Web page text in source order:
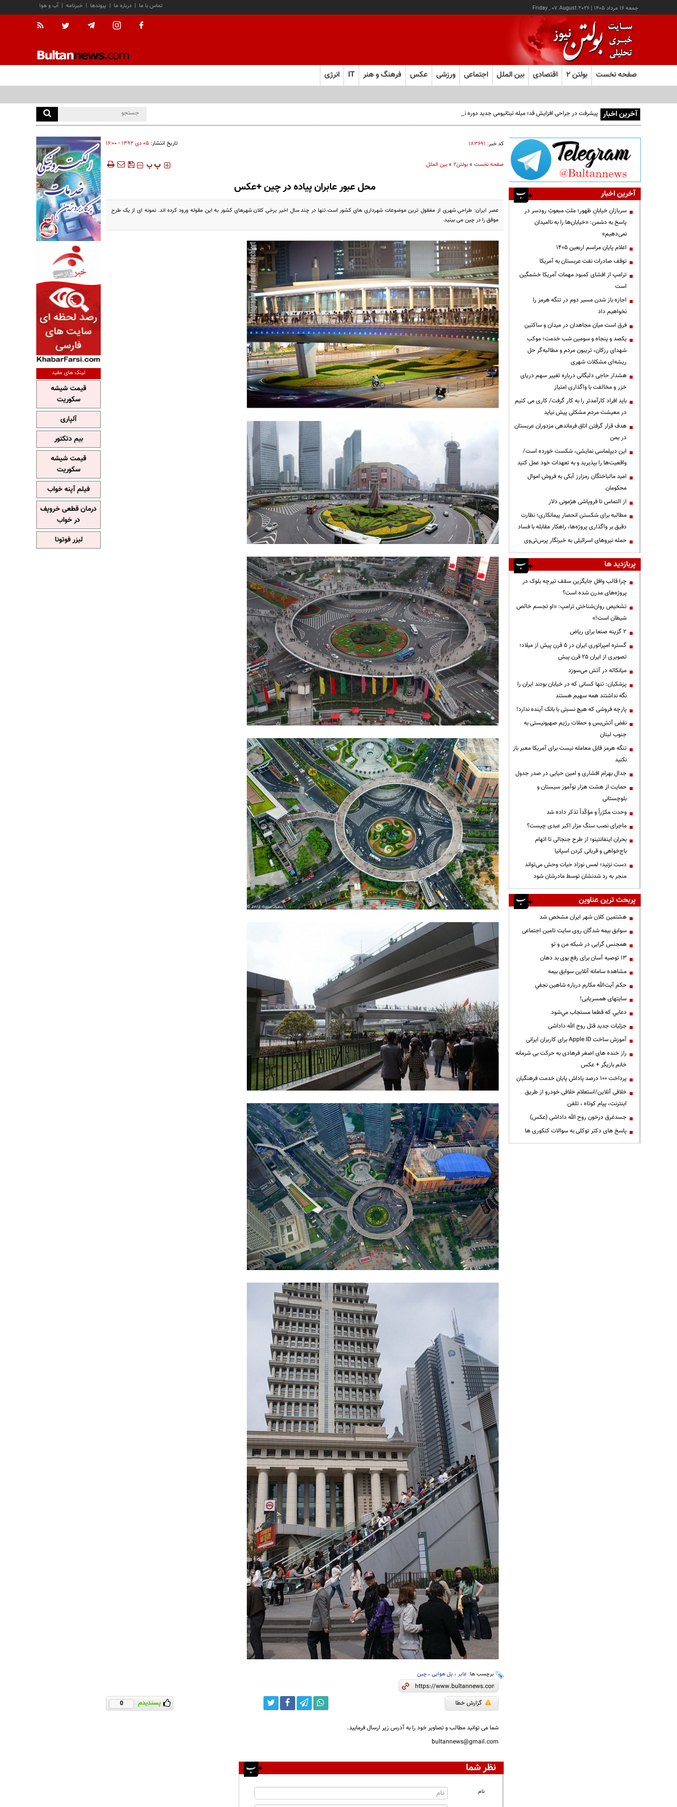
جمعه ۱۶ مرداد ۱۴۰۵ |
Friday , 07 August 2026 آب و هوا | خبرنامه | پیوندها | درباره ما | تماس با ما
صفحه نخست بولتن ۲ اقتصادی بین الملل اجتماعی ورزشی عکس فرهنگ و هنر IT انرژی
آخرین اخبار پیشرفت در جراحی افزایش قد؛ میله تیتانیومی جدید دوره نقاهت را از چند ماه به چند هفته کاهش می‌دهد
کد خبر: ۱۸۳۶۹۱ تاریخ انتشار: ۰۵ دی ۱۳۹۲ - ۱۶:۰۰
صفحه نخست»بولتن2 »بین الملل ‍‍‍ پ پ
محل عبور عابران پیاده در چین +عکس
عصر ایران: طراحی شهری از مغفول ترین موضوعات شهرداری های کشور است.تنها در چند سال اخیر برخی کلان شهرهای کشور به این مقوله ورود کرده اند. نمونه ای از یک طرح
موفق را در چین می بینید.
برچسب ها: عایر، پل هوایی، چین
گزارش خطا پسندیدم 0
شما می توانید مطالب و تصاویر خود را به آدرس زیر ارسال فرمایید.
bultannews@gmail.com
نظر شما
نام
آخرین اخبار
سربازانِ خیابانِ ظهور؛ ملتِ مبعوثِ رودسر در
پاسخ به دشمن: «خیابان‌ها را به ناامیدان
نمی‌دهیم»
اعلام پایان مراسم اربعین ۱۴۰۵
توقف صادرات نفت عربستان به آمریکا
ترامپ از افشای کمبود مهمات آمریکا خشمگین
است
اجازه باز شدن مسیر دوم در تنگه هرمز را
نخواهیم داد
فرق است میان مجاهدان در میدان و ساکتین
یکصد و پنجاه و سومین شب خدمت؛ موکب
شهدای رزکان، تریبون مردم و مطالبه‌گر حل
ریشه‌ای مشکلات شهری
هشدار حاجی دلیگانی درباره تغییر سهم دریای
خزر و مخالفت با واگذاری امتیاز
باید افراد کارآمدتر را به کار گرفت/ کاری می کنیم
در معیشت مردم مشکلی پیش نیاید
هدف قرار گرفتن اتاق‌ فرماندهی مزدوران عربستان
در یمن
این دیپلماسی نمایشی، شکست خورده است/
واقعیت‌ها را بپذیرید و به تعهدات خود عمل کنید
امید مالباختگان رمزارز آبکی به فروش اموال
محکومان
از التماس تا فروپاشی هژمونی دلار
مطالبه برای شکستن انحصار پیمانکاری؛ نظارت
دقیق بر واگذاری پروژه‌ها، راهکار مقابله با فساد
حمله نیروهای اسرائیلی به خبرنگار پرس‌تی‌وی
پربازدید ها
چرا قالب وافل جایگزین سقف تیرچه بلوک در
پروژه‌های مدرن شده است؟
تشخیص روان‌شناختی ترامپ: «او تجسم خالص
شیطان است!»
۲ گزینه صنعا برای ریاض
گستره امپراتوری ایران در ۵ قرن پیش از میلاد؛
تصویری از ایران ۲۵ قرن پیش
میانکاله در آتش می‌سوزد
پزشکیان: تنها کسانی که در خیابان بودند ایران را
نگه نداشتند همه سهیم هستند
پارچه فروشی که هیچ نسبتی با بانک آینده ندارد!
نقض آتش‌بس و حملات رژیم صهیونیستی به
جنوب لبنان
تنگه هرمز قابل معامله نیست برای آمریکا معبر باز
نکنید
جدال بهرام افشاری و امین حیایی در صدر جدول
حمایت از هشت هزار نوآموز سیستان و
بلوچستانی
وحدت مکرّراً و مؤکّداً تذکر داده شد
ماجرای نصب سنگ مزار اکبر عبدی چیست؟
بحران اینفانتینو؛ از طرح جنجالی تا اتهام
باج‌خواهی و قربانی کردن اسپانیا
دست نزنید؛ لمس نوزاد حیات وحش می‌تواند
منجر به رد شدنشان توسط مادرشان شود
پربحث ترین عناوین
هشتمین کلان شهر ایران مشخص شد
سوابق بیمه شدگان روی سایت تامین اجتماعی
همجنس گرایی در شبکه من و تو
13 توصیه آسان برای رفع بوی بد دهان
مشاهده سامانه آنلاين سوابق بیمه
حكم آيت‌الله مكارم درباره شاهين نجفي
سایتهای همسریابی!
دعايي كه قطعا مستجاب مي‌شود
جزئیات جدید قتل روح الله داداشی
آموزش ساخت Apple ID برای کاربران ایرانی
راز خنده های اصغر فرهادی به حرکت بی شرمانه
خانم بازیگر + عکس
پرداخت ۱۰۰ درصد پاداش پایان خدمت فرهنگیان
خلافی آنلاین/استعلام خلافی خودرو از طریق
اینترنت، پیام کوتاه ، تلفن
جسدغرق درخون روح الله داداشی (عکس)
پاسخ های دکتر توکلی به سوالات کنکوری ها
لینک های مفید
قیمت شیشه
سکوریت
آلپاری
بیم دتکتور
قیمت شیشه
سکوریت
فیلم آپنه خواب
درمان قطعی خروپف
در خواب
لیزر فوتونا